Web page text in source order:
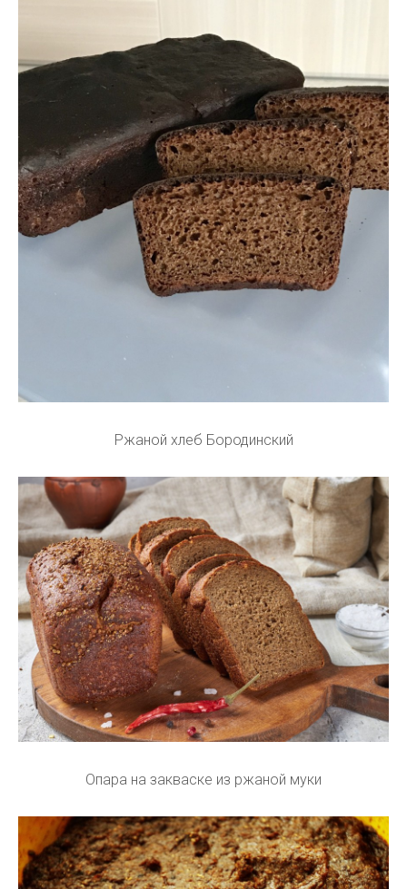
Ржаной хлеб Бородинский
Опара на закваске из ржаной муки